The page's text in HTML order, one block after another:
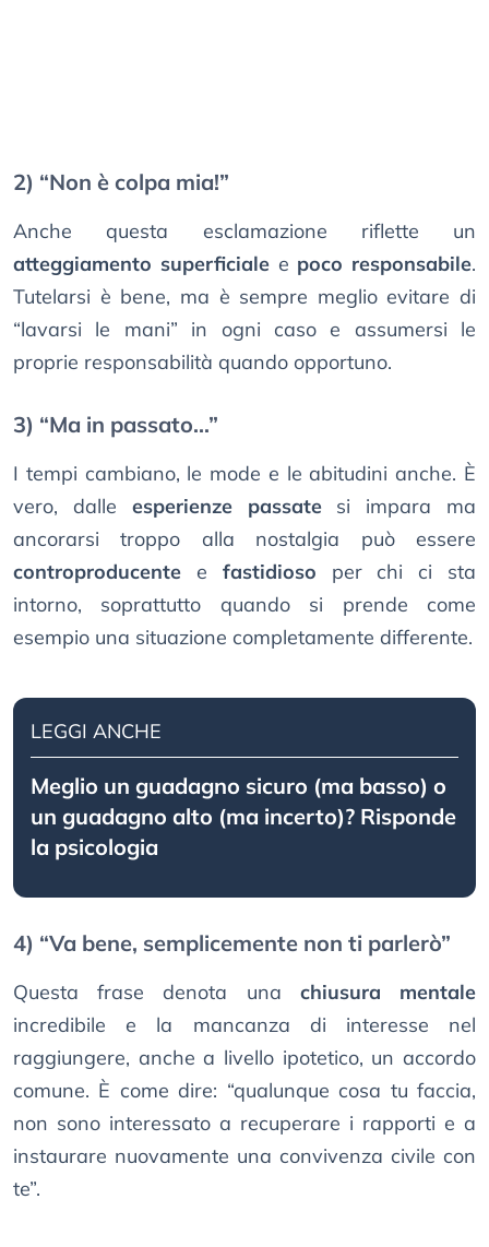
2) “Non è colpa mia!”
Anche questa esclamazione riflette un
atteggiamento superficialee poco responsabile.
Tutelarsi è bene, ma è sempre meglio evitare di
“lavarsi le mani” in ogni caso e assumersi le
proprie responsabilità quando opportuno.
3) “Ma in passato...”
I tempi cambiano, le mode e le abitudini anche. È
vero, dalle esperienze passatesi impara ma
ancorarsi troppo alla nostalgia può essere
controproducente e fastidioso per chi ci sta
intorno, soprattutto quando si prende come
esempio una situazione completamente differente.
LEGGI ANCHE
Meglio un guadagno sicuro (ma basso) o
un guadagno alto (ma incerto)? Risponde
la psicologia
4) “Va bene, semplicemente non ti parlerò”
Questa frase denota una chiusura mentale
incredibile e la mancanza di interesse nel
raggiungere, anche a livello ipotetico, un accordo
comune. È come dire: “qualunque cosa tu faccia,
non sono interessato a recuperare i rapporti e a
instaurare nuovamente una convivenza civile con
te”.